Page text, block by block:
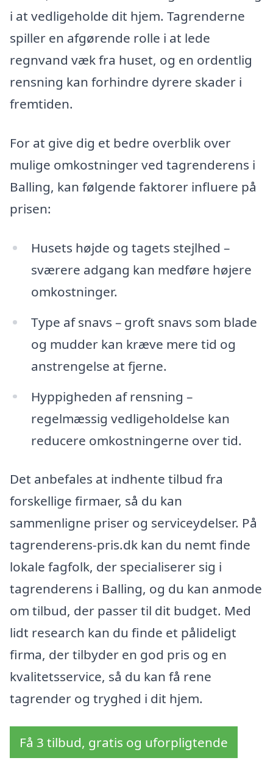
i at vedligeholde dit hjem. Tagrenderne
spiller en afgørende rolle i at lede
regnvand væk fra huset, og en ordentlig
rensning kan forhindre dyrere skader i
fremtiden.
For at give dig et bedre overblik over
mulige omkostninger ved tagrenderens i
Balling, kan følgende faktorer influere på
prisen:
Husets højde og tagets stejlhed –
sværere adgang kan medføre højere
omkostninger.
Type af snavs – groft snavs som blade
og mudder kan kræve mere tid og
anstrengelse at fjerne.
Hyppigheden af rensning –
regelmæssig vedligeholdelse kan
reducere omkostningerne over tid.
Det anbefales at indhente tilbud fra
forskellige firmaer, så du kan
sammenligne priser og serviceydelser. På
tagrenderens-pris.dk kan du nemt finde
lokale fagfolk, der specialiserer sig i
tagrenderens i Balling, og du kan anmode
om tilbud, der passer til dit budget. Med
lidt research kan du finde et pålideligt
firma, der tilbyder en god pris og en
kvalitetsservice, så du kan få rene
tagrender og tryghed i dit hjem.
Få 3 tilbud, gratis og uforpligtende